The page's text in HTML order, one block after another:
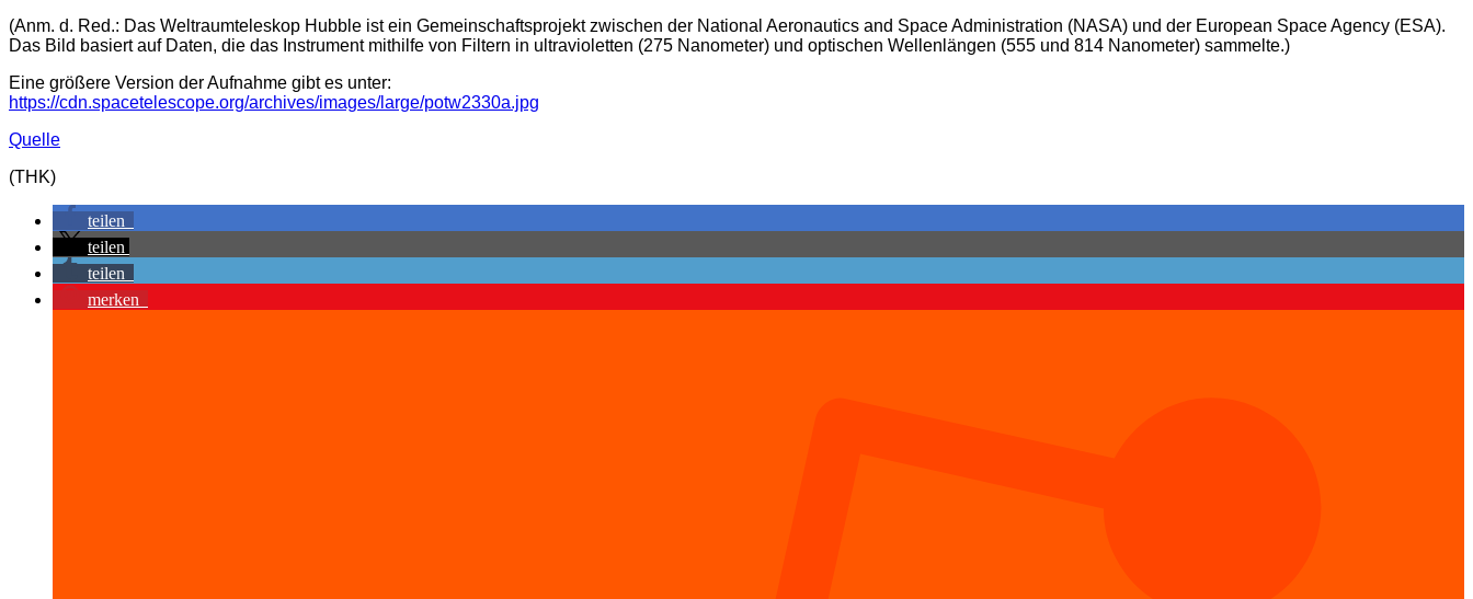
(Anm. d. Red.: Das Weltraumteleskop Hubble ist ein Gemeinschaftsprojekt zwischen der National Aeronautics and Space Administration (NASA) und der European Space Agency (ESA).
Das Bild basiert auf Daten, die das Instrument mithilfe von Filtern in ultravioletten (275 Nanometer) und optischen Wellenlängen (555 und 814 Nanometer) sammelte.)
Eine größere Version der Aufnahme gibt es unter:
https://cdn.spacetelescope.org/archives/images/large/potw2330a.jpg
Quelle
(THK)
teilen
teilen
teilen
merken